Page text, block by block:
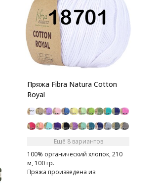
Пряжа Fibra Natura Cotton
Royal
Ещё 8 вариантов
100% органический хлопок, 210
м, 100 гр.
Пряжа произведена из